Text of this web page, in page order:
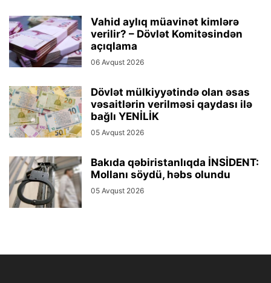
Vahid aylıq müavinət kimlərə
verilir? – Dövlət Komitəsindən
açıqlama
06 Avqust 2026
Dövlət mülkiyyətində olan əsas
vəsaitlərin verilməsi qaydası ilə
bağlı YENİLİK
05 Avqust 2026
Bakıda qəbiristanlıqda İNSİDENT:
Mollanı söydü, həbs olundu
05 Avqust 2026